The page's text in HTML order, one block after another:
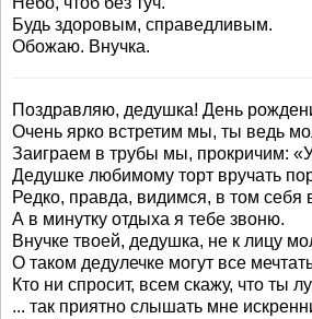
Будь здоровым, справедливым.
Обожаю. Внучка.
Поздравляю, дедушка! День
Очень ярко встретим мы, ты ведь
Заиграем в трубы мы, прокричим:
Дедушке любимому торт вручать
Редко, правда, видимся, в том себя
А в минутку отдыха я тебе звоню.
Внучке твоей, дедушка, не к лицу
О таком дедулечке могут все
Кто ни спросит, всем скажу, что ты
... так приятно слышать мне